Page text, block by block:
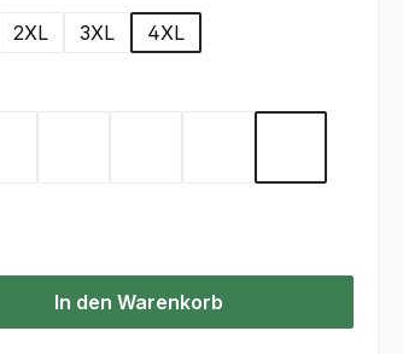
2XL 3XL 4XL
Wert ein oder benutze die Schaltflächen
In den Warenkorb